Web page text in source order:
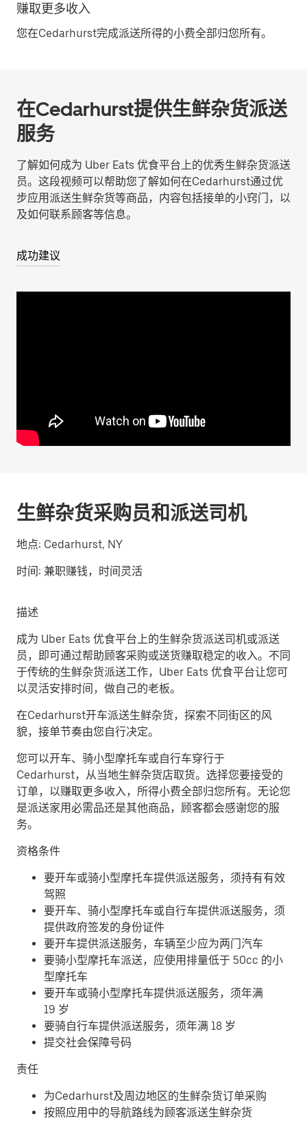
赚取更多收入
您在Cedarhurst完成派送所得的小费全部归您所有。
在Cedarhurst提供生鲜杂货派送
服务
了解如何成为 Uber Eats 优食平台上的优秀生鲜杂货派送
员。这段视频可以帮助您了解如何在Cedarhurst通过优
步应用派送生鲜杂货等商品，内容包括接单的小窍门，以
及如何联系顾客等信息。
成功建议
生鲜杂货采购员和派送司机
地点: Cedarhurst, NY
时间: 兼职赚钱，时间灵活
描述
成为 Uber Eats 优食平台上的生鲜杂货派送司机或派送
员，即可通过帮助顾客采购或送货赚取稳定的收入。不同
于传统的生鲜杂货派送工作，Uber Eats 优食平台让您可
以灵活安排时间，做自己的老板。
在Cedarhurst开车派送生鲜杂货，探索不同街区的风
貌，接单节奏由您自行决定。
您可以开车、骑小型摩托车或自行车穿行于
Cedarhurst，从当地生鲜杂货店取货。选择您要接受的
订单，以赚取更多收入，所得小费全部归您所有。无论您
是派送家用必需品还是其他商品，顾客都会感谢您的服
务。
资格条件
要开车或骑小型摩托车提供派送服务，须持有有效
驾照
要开车、骑小型摩托车或自行车提供派送服务，须
提供政府签发的身份证件
要开车提供派送服务，车辆至少应为两门汽车
要骑小型摩托车派送，应使用排量低于 50cc 的小
型摩托车
要开车或骑小型摩托车提供派送服务，须年满
19 岁
要骑自行车提供派送服务，须年满 18 岁
提交社会保障号码
责任
为Cedarhurst及周边地区的生鲜杂货订单采购
按照应用中的导航路线为顾客派送生鲜杂货